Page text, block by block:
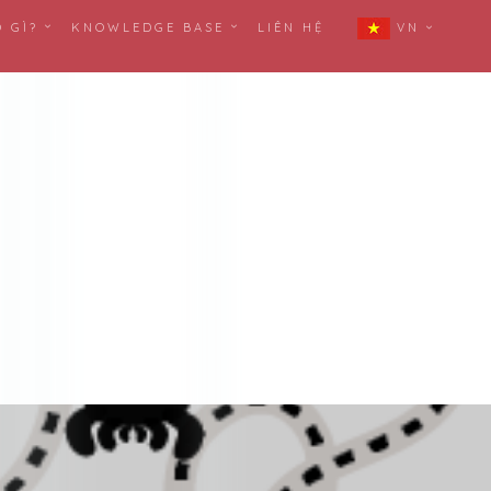
GÌ? KNOWLEDGE BASE LIÊN HỆ VN